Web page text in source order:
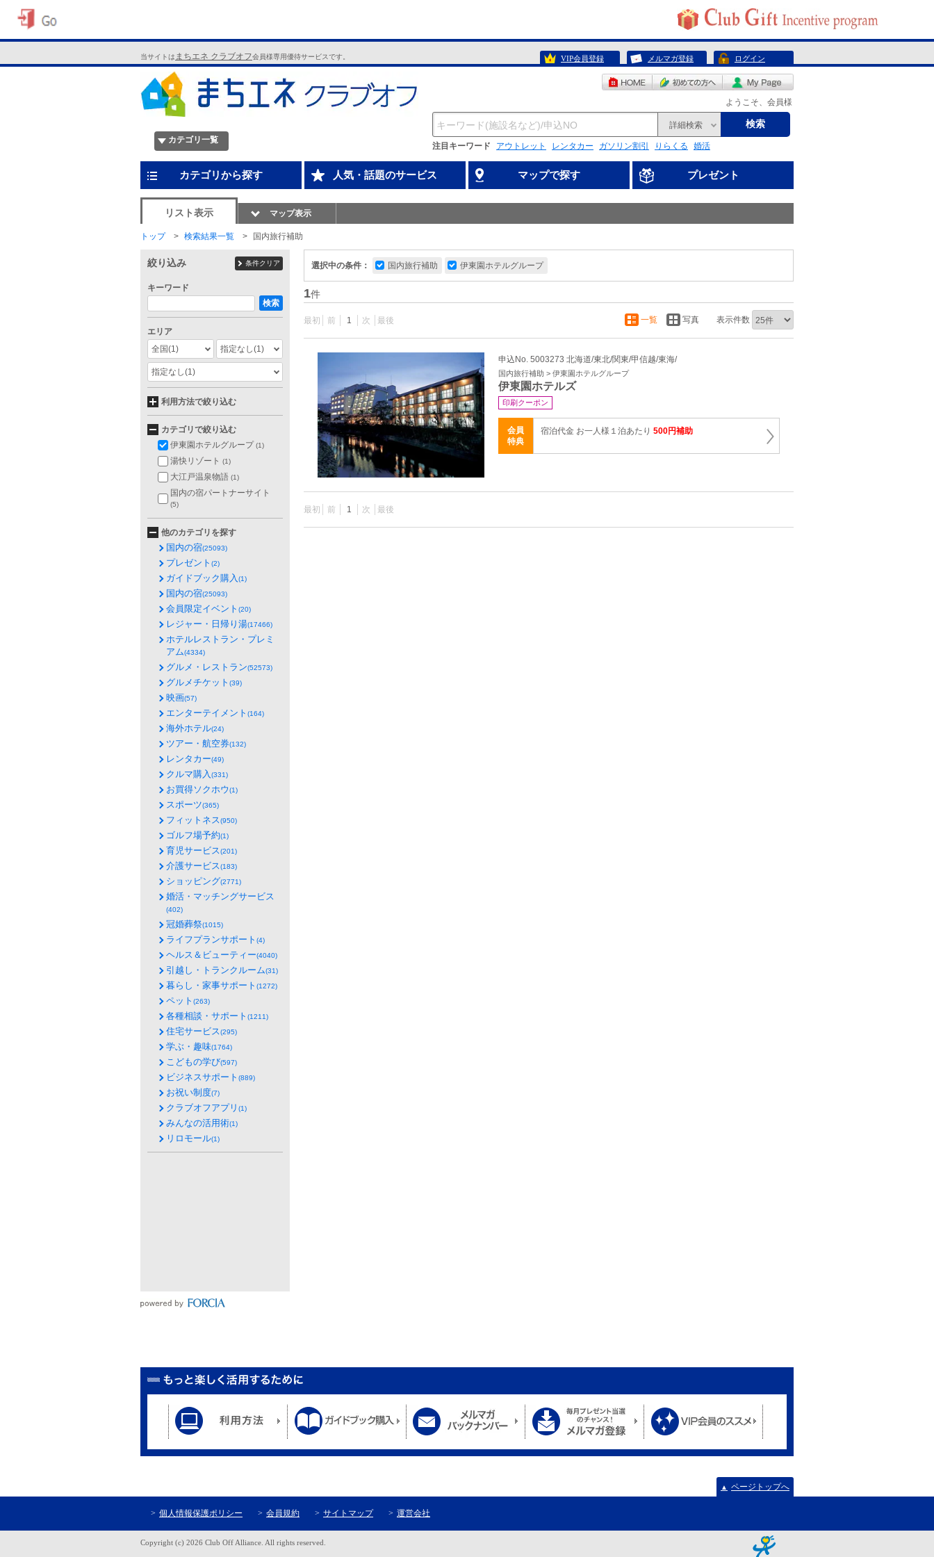
当サイトは まちエネ クラブオフ会員様専用優待サービスです。 VIP会員登録 メルマガ登録 ログイン
ようこそ、会員様
カテゴリ一覧
詳細検索 検索
注目キーワード アウトレット レンタカー ガソリン割引 りらくる 婚活
カテゴリから探す 人気・話題のサービス マップで探す プレゼント
リスト表示 マップ表示
トップ 検索結果一覧 国内旅行補助
選択中の条件： 国内旅行補助 伊東園ホテルグループ
1件
最初 前 1 次 最後 一覧 写真 表示件数
申込No. 5003273 北海道/東北/関東/甲信越/東海/
国内旅行補助 > 伊東園ホテルグループ
伊東園ホテルズ
印刷クーポン
会員
特典
宿泊代金 お一人様１泊あたり 500円補助
最初 前 1 次 最後
絞り込み 条件クリア
キーワード
検索
エリア
全国(1) 指定なし(1)
指定なし(1)
利用方法で絞り込む
カテゴリで絞り込む
伊東園ホテルグループ(1)
湯快リゾート (1)
大江戸温泉物語 (1)
国内の宿パートナーサイト
(5)
他のカテゴリを探す
国内の宿(25093)
プレゼント (2)
ガイドブック購入(1)
国内の宿(25093)
会員限定イベント (20)
レジャー・日帰り湯(17466)
ホテルレストラン・プレミ
アム(4334)
グルメ・レストラン(52573)
グルメチケット (39)
映画(57)
エンターテイメント (164)
海外ホテル(24)
ツアー・航空券(132)
レンタカー(49)
クルマ購入(331)
お買得ソクホウ(1)
スポーツ(365)
フィットネス(950)
ゴルフ場予約(1)
育児サービス(201)
介護サービス(183)
ショッピング(2771)
婚活・マッチングサービス
(402)
冠婚葬祭(1015)
ライフプランサポート (4)
ヘルス＆ビューティー(4040)
引越し・トランクルーム(31)
暮らし・家事サポート (1272)
ペット (263)
各種相談・サポート (1211)
住宅サービス(295)
学ぶ・趣味(1764)
こどもの学び(597)
ビジネスサポート (889)
お祝い制度(7)
クラブオフアプリ (1)
みんなの活用術(1)
リロモール(1)
▲ ページトップへ
個人情報保護ポリシー 会員規約 サイトマップ 運営会社
Copyright (c) 2026 Club Off Alliance. All rights reserved.